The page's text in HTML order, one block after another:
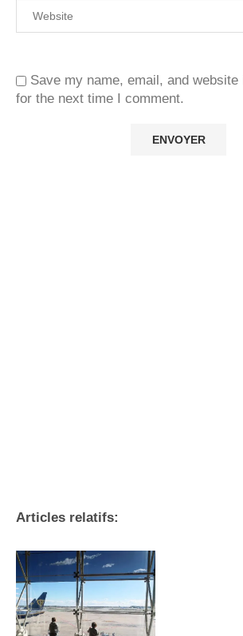
Save my name, email, and
for the next time I comment.
Articles relatifs: